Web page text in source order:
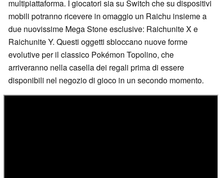
multipiattaforma. I giocatori sia su Switch che su dispositivi
mobili potranno ricevere in omaggio un Raichu insieme a
due nuovissime Mega Stone esclusive: Raichunite X e
Raichunite Y. Questi oggetti sbloccano nuove forme
evolutive per il classico Pokémon Topolino, che
arriveranno nella casella dei regali prima di essere
disponibili nel negozio di gioco in un secondo momento.